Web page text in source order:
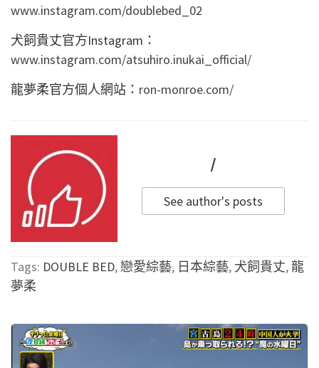
www.instagram.com/doublebed_02
犬飼貴丈官方Instagram：
www.instagram.com/atsuhiro.inukai_official/
龍夢柔官方個人網站： ron-monroe.com/
/
See author's posts
Tags: DOUBLE BED, 戀愛綜藝, 日本綜藝, 犬飼貴丈,龍
夢柔